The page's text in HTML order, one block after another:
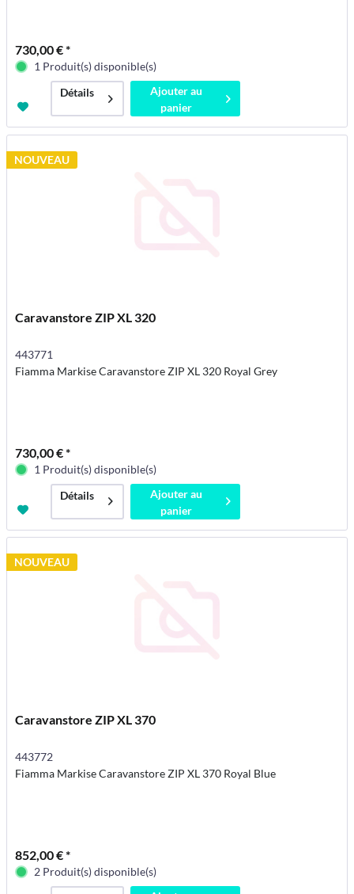
730,00 € *
1 Produit(s) disponible(s)
Détails
Ajouter au
panier
NOUVEAU
Caravanstore ZIP XL 320
443771
Fiamma Markise Caravanstore ZIP XL 320 Royal Grey
730,00 € *
1 Produit(s) disponible(s)
Détails
Ajouter au
panier
NOUVEAU
Caravanstore ZIP XL 370
443772
Fiamma Markise Caravanstore ZIP XL 370 Royal Blue
852,00 € *
2 Produit(s) disponible(s)